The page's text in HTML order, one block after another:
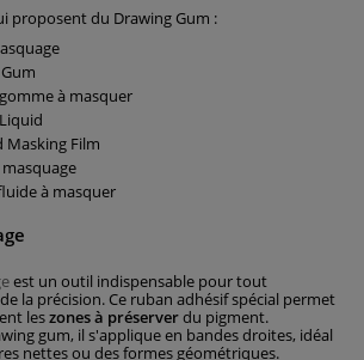
proposent du Drawing Gum :
gomme à masquer
Masking Film
à masquer
est un outil indispensable pour tout
la précision. Ce ruban adhésif spécial permet
leszones à préserverdu pigment.
gum, il s'applique en bandes droites, idéal
nettes ou des formes géométriques.